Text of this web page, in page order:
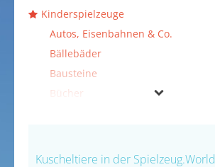
Kinderspielzeuge
Autos, Eisenbahnen & Co.
Bällebäder
Bausteine
Bücher
Experimentierkästen
Kuscheltiere in der Spielzeug.World